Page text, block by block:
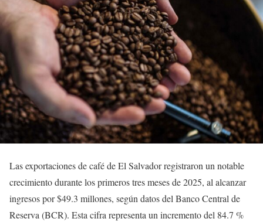
Las exportaciones de café de El Salvador registraron un notable
crecimiento durante los primeros tres meses de 2025, al alcanzar
ingresos por $49.3 millones, según datos del Banco Central de
Reserva (BCR). Esta cifra representa un incremento del 84.7 %